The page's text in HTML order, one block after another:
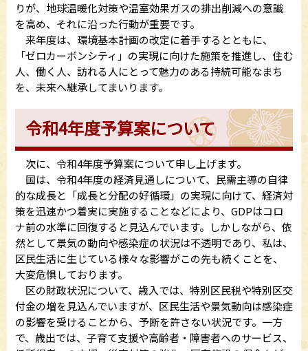
りが、地球温暖化対策や温室効果ガスの排出削減への意識
を高め、それに沿った行動が重要です。
来年度は、環境基本計画の改定に着手するとともに、
「ゼロカーボンシティ」の実現に向けた施策を推進し、住む
人、働く人、訪れる人にとって魅力のある持続可能なまち
を、未来へ継承してまいります。
令和4年度予算案について
次に、令和4年度予算案について申し上げます。
国は、令和4年度の経済見通しについて、民需主導の自律
的な成長と「成長と分配の好循環」の実現に向けて、経済対
策を迅速かつ着実に実施することなどにより、GDPはコロ
ナ前の水準に回復すると見込んでいます。しかしながら、依
然として景気の動向や感染症の状況は不透明であり、私は、
区民生活に生じている様々な影響がこの先も続くことを、
大変危惧しております。
区の財政状況について、歳入では、特別区民税や特別区交
付金の増を見込んでいますが、区民生活や景気動向は感染症
の影響を受けることから、予断を許さない状況です。一方
で、歳出では、子育て支援や高齢者・障害者へのサービス、